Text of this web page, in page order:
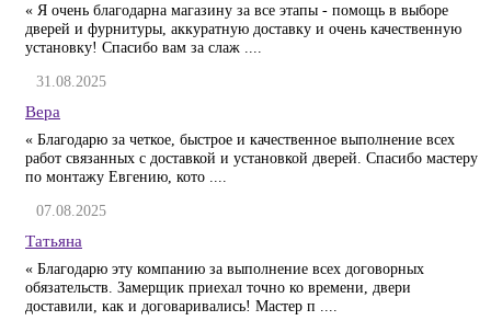
« Я очень благодарна магазину за все этапы - помощь в выборе
дверей и фурнитуры, аккуратную доставку и очень качественную
установку! Спасибо вам за слаж ....
31.08.2025
Вера
« Благодарю за четкое, быстрое и качественное выполнение всех
работ связанных с доставкой и установкой дверей. Спасибо мастеру
по монтажу Евгению, кото ....
07.08.2025
Татьяна
« Благодарю эту компанию за выполнение всех договорных
обязательств. Замерщик приехал точно ко времени, двери
доставили, как и договаривались! Мастер п ....